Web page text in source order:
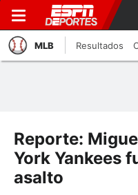
MLB Resultados
Reporte:
York Yankees
asalto